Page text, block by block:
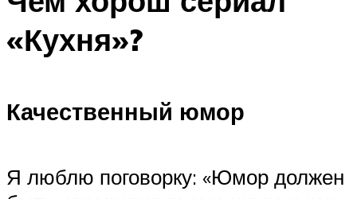
«Кухня»?
Качественный юмор
Я люблю поговорку: «Юмор должен